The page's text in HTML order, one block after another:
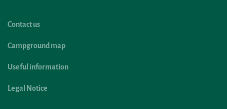
Contact us
Campground map
Useful information
Legal Notice